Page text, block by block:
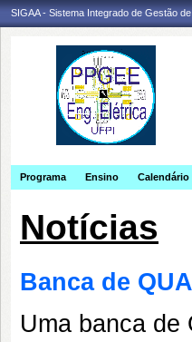
SIGAA - Sistema Integrado de Gestão
Programa Ensino Calendário
Notícias
Banca de
Uma banca de